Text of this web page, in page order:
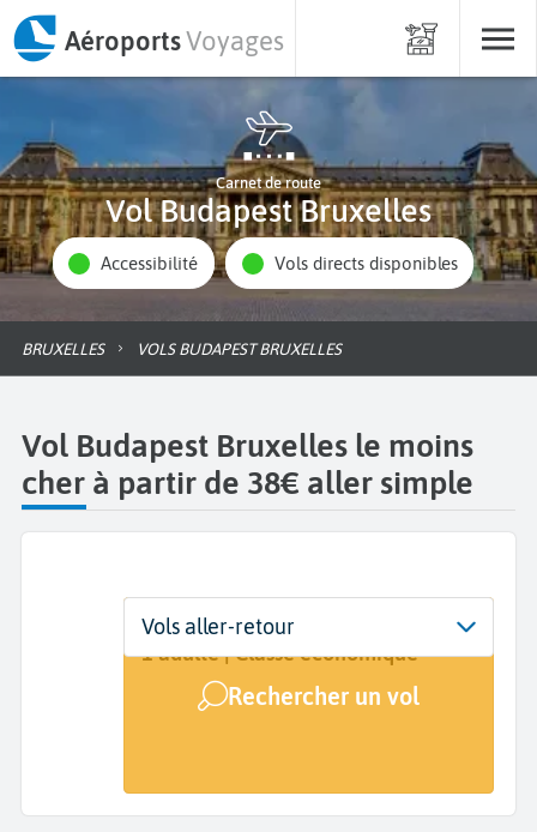
AéroportsVoyages
Carnet de route
Vol Budapest Bruxelles
Accessibilité Vols directs disponibles
BRUXELLES VOLS BUDAPEST BRUXELLES
Vol Budapest Bruxelles le moins
cher à partir de 38€ aller simple
Départ
Budapest (BUD)
Dates
Dates de votre voyage
Voyageurs | Classe
1 adulte | Classe économique
Rechercher un vol
Vols aller-retour